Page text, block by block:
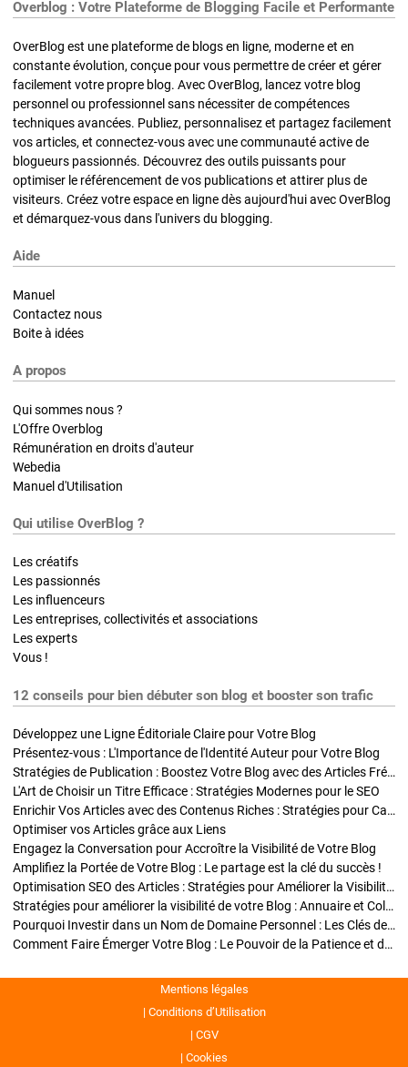
Overblog : Votre Plateforme de Blogging Facile et Performante
OverBlog est une plateforme de blogs en ligne, moderne et en
constante évolution, conçue pour vous permettre de créer et gérer
facilement votre propre blog. Avec OverBlog, lancez votre blog
personnel ou professionnel sans nécessiter de compétences
techniques avancées. Publiez, personnalisez et partagez facilement
vos articles, et connectez-vous avec une communauté active de
blogueurs passionnés. Découvrez des outils puissants pour
optimiser le référencement de vos publications et attirer plus de
visiteurs. Créez votre espace en ligne dès aujourd'hui avec OverBlog
et démarquez-vous dans l'univers du blogging.
Aide
Manuel
Contactez nous
Boite à idées
A propos
Qui sommes nous ?
L'Offre Overblog
Rémunération en droits d'auteur
Webedia
Manuel d'Utilisation
Qui utilise OverBlog ?
Les créatifs
Les passionnés
Les influenceurs
Les entreprises, collectivités et associations
Les experts
Vous !
12 conseils pour bien débuter son blog et booster son trafic
Développez une Ligne Éditoriale Claire pour Votre Blog
Présentez-vous : L'Importance de l'Identité Auteur pour Votre Blog
Stratégies de Publication : Boostez Votre Blog avec des Articles Fréquents et Exclusifs
L'Art de Choisir un Titre Efficace : Stratégies Modernes pour le SEO
Enrichir Vos Articles avec des Contenus Riches : Stratégies pour Captiver et Optimiser
Optimiser vos Articles grâce aux Liens
Engagez la Conversation pour Accroître la Visibilité de Votre Blog
Amplifiez la Portée de Votre Blog : Le partage est la clé du succès !
Optimisation SEO des Articles : Stratégies pour Améliorer la Visibilité de Votre Blog
Stratégies pour améliorer la visibilité de votre Blog : Annuaire et Collaborations
Pourquoi Investir dans un Nom de Domaine Personnel : Les Clés de la Réussite de Votre Blog
Comment Faire Émerger Votre Blog : Le Pouvoir de la Patience et de la Persévérance
Mentions légales
Conditions d’Utilisation
CGV
Cookies